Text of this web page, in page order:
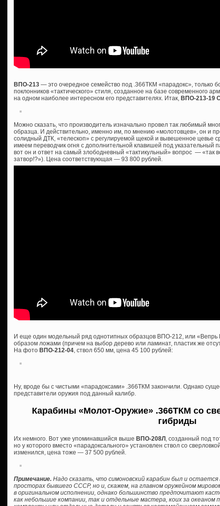
ВПО-213 — это очередное семейство под .366ТКМ «парадокс», только
поклонников «тактического» стиля, созданное на базе современного
на одном наиболее интересном его представителях. Итак, ВПО-213-19
Можно сказать, что производитель изначально провел так любимый
образца. И действительно, именно им, по мнению «молотовцев», он и
солидный ДТК, «телескоп» с регулируемой щекой и вывешенное цевье
имеем переводчик огня с дополнительной клавишей под указательный
вот он и ответ на самый злободневный «тактикульный» вопрос — «так
затвор!?»). Цена соответствующая — 93 800 рублей.
И еще один модельный ряд однотипных образцов ВПО-212, или
образом ложами (причем на выбор дерево или ламинат, пластик же
На фото ВПО-212-04, ствол 650 мм, цена 45 100 рублей:
Ну, вроде бы с чистыми «парадоксами» .366ТКМ закончили. Однако
представители оружия под данный калибр.
Карабины «Молот-Оружие» .366ТКМ со
гибриды
Их немного. Вот уже упоминавшийся выше ВПО-208Л , созданный под
но у которого вместо «парадоксального» установлен ствол со
изменился, цена тоже — 37 500 рублей.
Примечание. Надо сказать, что симоновский карабин был и
просторах бывшего СССР, но и, скажем, на главном оружейном
в оригинальном исполнении, однако большинство предпочитают
как небольшие компании, так и отдельные мастера, коих за океаном